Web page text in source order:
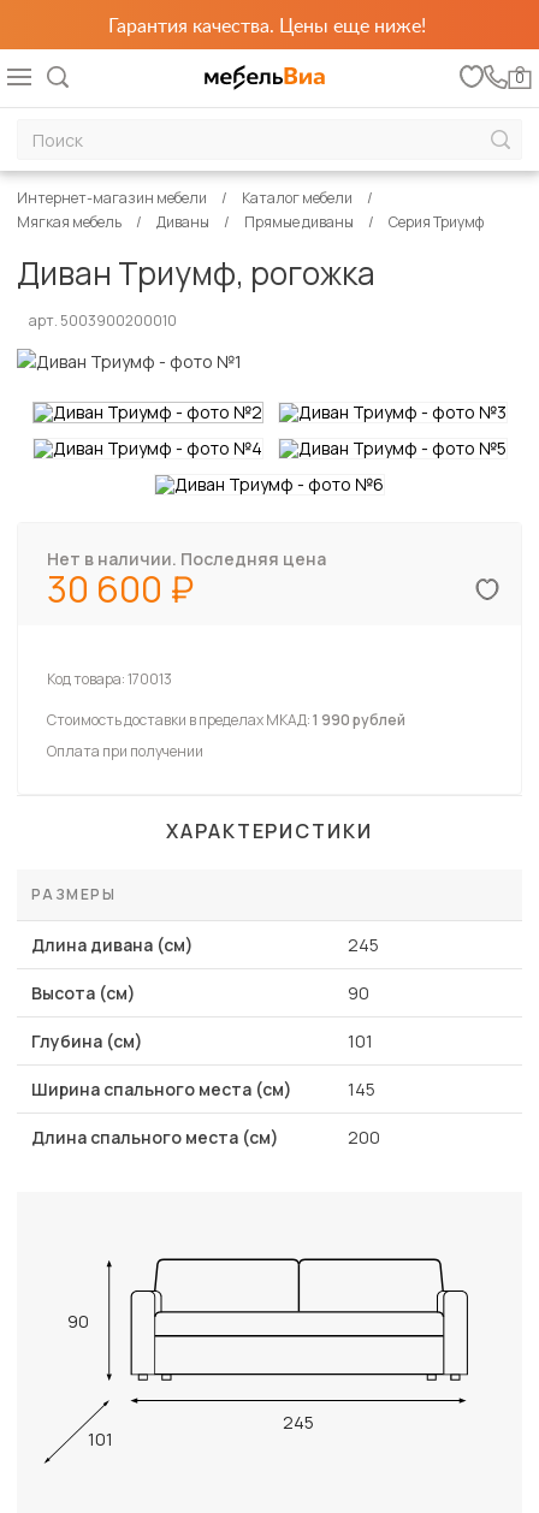
Гарантия качества. Цены еще ниже!
0
Интернет-магазин мебели
Каталог мебели
Мягкая мебель
Диваны Прямые диваны Серия Триумф
Диван Триумф, рогожка
арт. 5003900200010
Нет в наличии. Последняя цена
30 600
Код товара:170013
Стоимость доставки в пределах МКАД:1 990 рублей
Оплата при получении
ХАРАКТЕРИСТИКИ
РАЗМЕРЫ
Длина дивана (см) 245
Высота (см) 90
Глубина (см) 101
Ширина спального места (см) 145
Длина спального места (см) 200
90
245
101